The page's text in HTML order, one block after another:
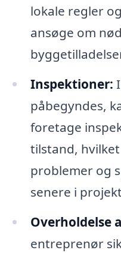
lokale regler
ansøge om
Inspektioner:
påbegyndes,
foretage
tilstand,
problemer og
senere i
Overholdelse
entreprenør